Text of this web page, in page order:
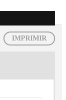
IMPRIMIR